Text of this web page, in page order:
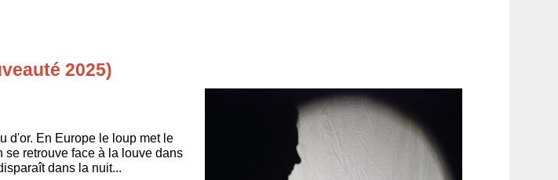
2025)
d'or. En Europe le loup met le
se retrouve face à la louve dans
dans la nuit...